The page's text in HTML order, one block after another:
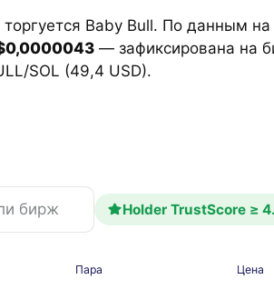
Baby Bull. По данным
— зафиксирована на
SOL (49,4 USD).
Holder TrustScore ≥
Пара Цена